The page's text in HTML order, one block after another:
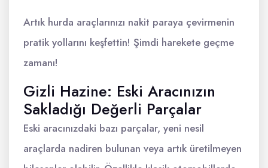
Artık hurda araçlarınızı nakit paraya çevirmenin
pratik yollarını keşfettin! Şimdi harekete geçme
zamanı!
Gizli Hazine: Eski Aracınızın
Sakladığı Değerli Parçalar
Eski aracınızdaki bazı parçalar, yeni nesil
araçlarda nadiren bulunan veya artık üretilmeyen